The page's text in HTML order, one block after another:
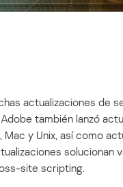
actualizaciones de
también lanzó
Mac y Unix, así como
site scripting.